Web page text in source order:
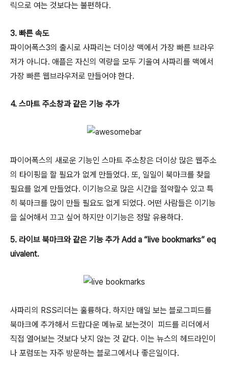
릭으로 여는 것보다는 불편하다.
3. 빠른 속도
파이어폭스3의 출시로 사파리는 더이상 맥에서 가장 빠른 브라우
저가 아니다. 애플은 자신의 역량을 모두 기울여 사파리를 맥에서
가장 빠른 웹브라우저로 만들어야 한다.
4. 스마트 주소창과 같은 기능 추가
파이어폭스의 새로운 기능인 스마트 주소창은 더이상 많은 웹주소
의 타이핑을 할 필요가 없게 만들었다. 또, 일일이 북마크를 찾을
필요를 없게 만들었다. 이기능으로 많은 시간을 절약할수 있고 특
히 북마크를 많이 만들 필요도 없게 되었다. 어떤 사람들은 이기능
을 싫어해서 끄고 싶어 하지만 이기능은 정말 유용하다.
5. 라이브 북마크와 같은 기능 추가 Add a “live bookmarks” eq
uivalent.
사파리의 RSS리더는 훌륭하다. 하지만 매일 보는 블로그피드를
북마크에 추가해서 드랍다운 메뉴로 보는것이 피드를 리더에서
직접 열어보는 것보다 낫지 않는 것 같다. 이는 뉴스의 헤드라인이
나 포럼또는 자주 방문하는 블로그에서나 좋은일이다.